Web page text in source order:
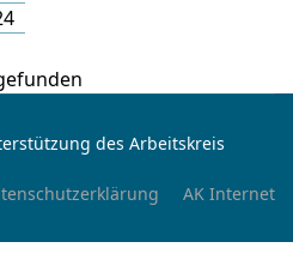
des Arbeitskreis
AK Internet